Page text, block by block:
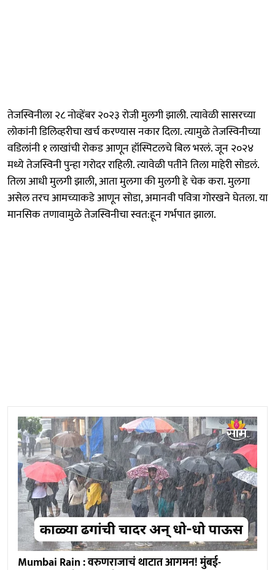
तेजस्विनीला २८ नोव्हेंबर २०२३ रोजी मुलगी झाली. त्यावेळी सासरच्या
लोकांनी डिलिव्हरीचा खर्च करण्यास नकार दिला. त्यामुळे तेजस्विनीच्या
वडिलांनी १ लाखांची रोकड आणून हॉस्पिटलचे बिल भरलं. जून २०२४
मध्ये तेजस्विनी पुन्हा गरोदर राहिली. त्यावेळी पतीने तिला माहेरी सोडलं.
तिला आधी मुलगी झाली, आता मुलगा की मुलगी हे चेक करा. मुलगा
असेल तरच आमच्याकडे आणून सोडा, अमानवी पवित्रा गोरखने घेतला. या
मानसिक तणावामुळे तेजस्विनीचा स्वत:हून गर्भपात झाला.
Mumbai Rain : वरुणराजाचं थाटात आगमन! मुंबई-